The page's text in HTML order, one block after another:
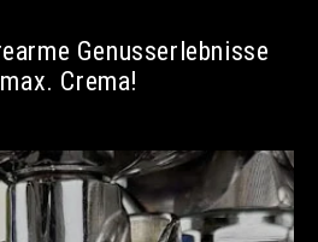
Genusserlebnisse
Crema!